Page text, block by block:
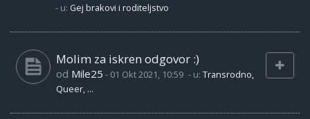
- u: Gej brakovi i roditeljstvo
Molim za iskren odgovor :)
od Mile25 - 01 Okt 2021, 10:59 - u: Transrodno,
Queer, ...